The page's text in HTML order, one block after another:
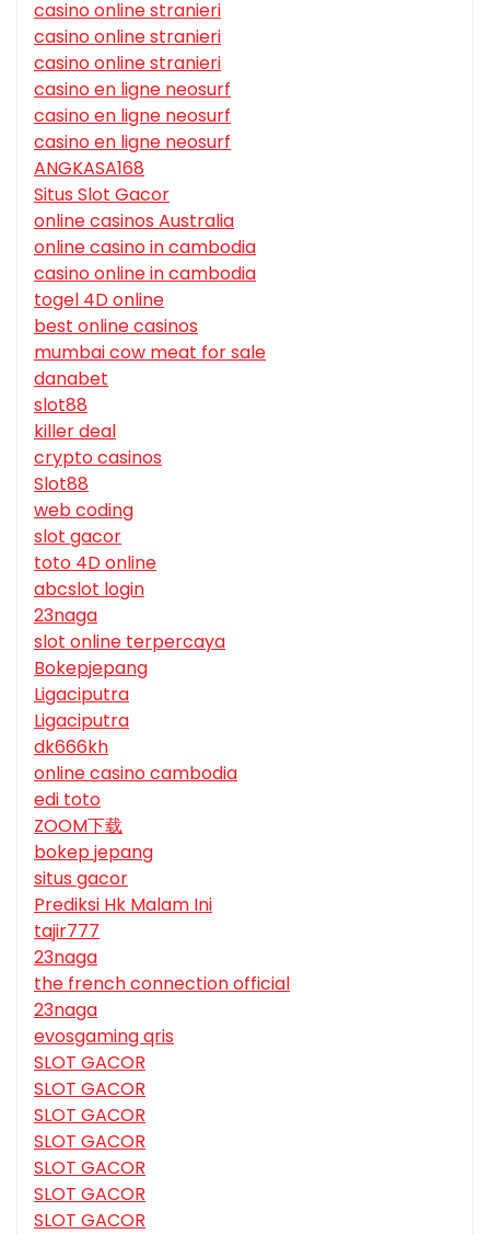
casino online stranieri
casino online stranieri
casino online stranieri
casino en ligne neosurf
casino en ligne neosurf
casino en ligne neosurf
ANGKASA168
Situs Slot Gacor
online casinos Australia
online casino in cambodia
casino online in cambodia
togel 4D online
best online casinos
mumbai cow meat for sale
danabet
slot88
killer deal
crypto casinos
Slot88
web coding
slot gacor
toto 4D online
abcslot login
23naga
slot online terpercaya
Bokepjepang
Ligaciputra
Ligaciputra
dk666kh
online casino cambodia
edi toto
ZOOM下载
bokep jepang
situs gacor
Prediksi Hk Malam Ini
tajir777
23naga
the french connection official
23naga
evosgaming qris
SLOT GACOR
SLOT GACOR
SLOT GACOR
SLOT GACOR
SLOT GACOR
SLOT GACOR
SLOT GACOR